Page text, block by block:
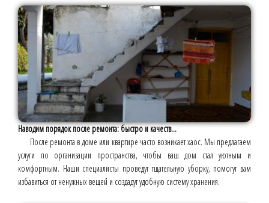
Наводим порядок после ремонта: быстро и качеств...
После ремонта в доме или квартире часто возникает хаос. Мы предлагаем
услуги по организации пространства, чтобы ваш дом стал уютным и
комфортным. Наши специалисты проведут тщательную уборку, помогут вам
избавиться от ненужных вещей и создадут удобную систему хранения.